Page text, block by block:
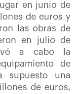
en junio de
de euros y
las obras de
en julio de
a cabo la
de
supuesto una
de euros,